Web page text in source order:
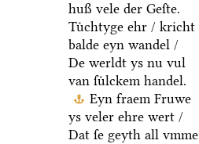
huß vele der Geſte.
Tuͤchtyge ehr / kricht
balde eyn wandel /
De werldt ys nu vul
van ſuͤlckem handel.
Eyn fraem Fruwe
ys veler ehre wert /
Dat ſe geyth all vmme